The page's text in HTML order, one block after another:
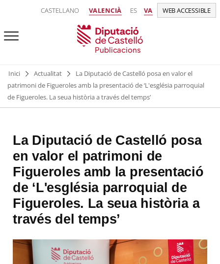
CASTELLANO VALENCIÀ ES VA WEB ACCESSIBLE
Publicacions
Inici Actualitat
La Diputació de Castelló posa en valor el
patrimoni de Figueroles amb la presentació de ‘L'església parroquial
de Figueroles. La seua història a través del temps’
La Diputació de Castelló posa
en valor el patrimoni de
Figueroles amb la presentació
de ‘L'església parroquial de
Figueroles. La seua història a
través del temps’